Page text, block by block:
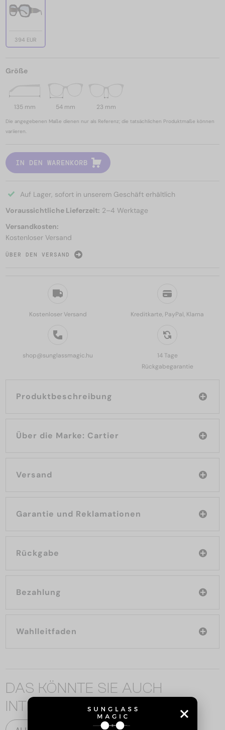
Kostenloser Versand Kreditkarte, PayPal, Klarna
shop@sunglassmagic.hu
14 Tage
Rückgabegarantie
Produktbeschreibung
Über die Marke: Cartier
Versand
Garantie und Reklamationen
Rückgabe
Bezahlung
Wahlleitfaden
394 EUR
Größe
135 mm 54 mm 23 mm
Die angegebenen Maße dienen nur als Referenz; die tatsächlichen Produktmaße können
variieren.
IN DEN WARENKORB
Auf Lager, sofort in unserem Geschäft erhältlich
Voraussichtliche Lieferzeit: 2–4 Werktage
Versandkosten:
Kostenloser Versand
ÜBER DEN VERSAND
DAS KÖNNTE SIE AUCH
INTERESSIEREN